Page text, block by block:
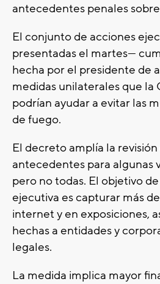
antecedentes penales
El conjunto de acciones
presentadas el martes—
hecha por el presidente de
medidas unilaterales que la
podrían ayudar a evitar las
de fuego.
El decreto amplía la
antecedentes para algunas
pero no todas. El objetivo
ejecutiva es capturar más
internet y en exposiciones,
hechas a entidades y
legales.
La medida implica mayor